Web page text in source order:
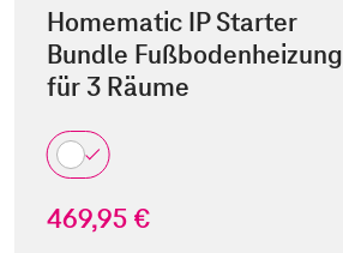
Homematic IP Starter
Bundle Fußbodenheizung
für 3 Räume
469,95 €